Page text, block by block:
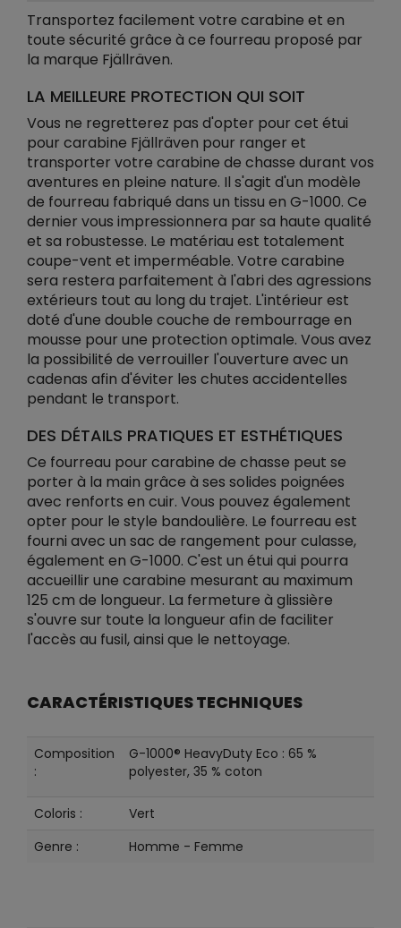
Transportez facilement votre carabine et en
toute sécurité grâce à ce fourreau proposé par
la marque Fjällräven.
LA MEILLEURE PROTECTION QUI SOIT
Vous ne regretterez pas d'opter pour cet étui
pour carabine Fjällräven pour ranger et
transporter votre carabine de chasse durant vos
aventures en pleine nature. Il s'agit d'un modèle
de fourreau fabriqué dans un tissu en G-1000. Ce
dernier vous impressionnera par sa haute qualité
et sa robustesse. Le matériau est totalement
coupe-vent et imperméable. Votre carabine
sera restera parfaitement à l'abri des agressions
extérieurs tout au long du trajet. L'intérieur est
doté d'une double couche de rembourrage en
mousse pour une protection optimale. Vous avez
la possibilité de verrouiller l'ouverture avec un
cadenas afin d'éviter les chutes accidentelles
pendant le transport.
DES DÉTAILS PRATIQUES ET ESTHÉTIQUES
Ce fourreau pour carabine de chasse peut se
porter à la main grâce à ses solides poignées
avec renforts en cuir. Vous pouvez également
opter pour le style bandoulière. Le fourreau est
fourni avec un sac de rangement pour culasse,
également en G-1000. C'est un étui qui pourra
accueillir une carabine mesurant au maximum
125 cm de longueur. La fermeture à glissière
s'ouvre sur toute la longueur afin de faciliter
l'accès au fusil, ainsi que le nettoyage.
CARACTÉRISTIQUES TECHNIQUES
Composition
:
G-1000® HeavyDuty Eco : 65 %
polyester, 35 % coton
Coloris :
Vert
Genre :
Homme - Femme